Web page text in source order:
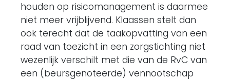
houden op risicomanagement is daarmee
niet meer vrijblijvend. Klaassen stelt dan
ook terecht dat de taakopvatting van een
raad van toezicht in een zorgstichting niet
wezenlijk verschilt met die van de RvC van
een (beursgenoteerde) vennootschap